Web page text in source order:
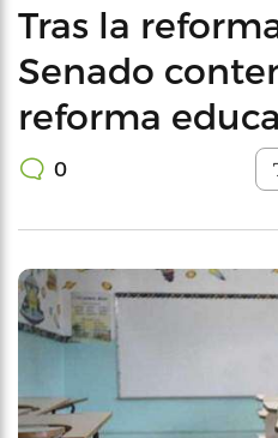
Tras la
Senado
reforma
0